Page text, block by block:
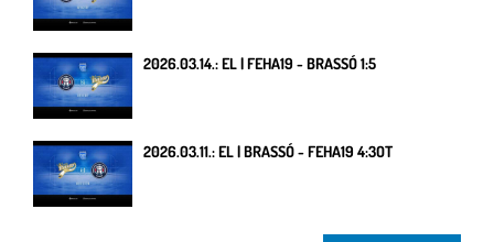
2026.03.14.: EL | FEHA19 - BRASSÓ 1:5
2026.03.11.: EL | BRASSÓ - FEHA19 4:3OT